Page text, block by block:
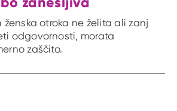
ženska otroka ne želita ali zanj
odgovornosti, morata
zaščito.